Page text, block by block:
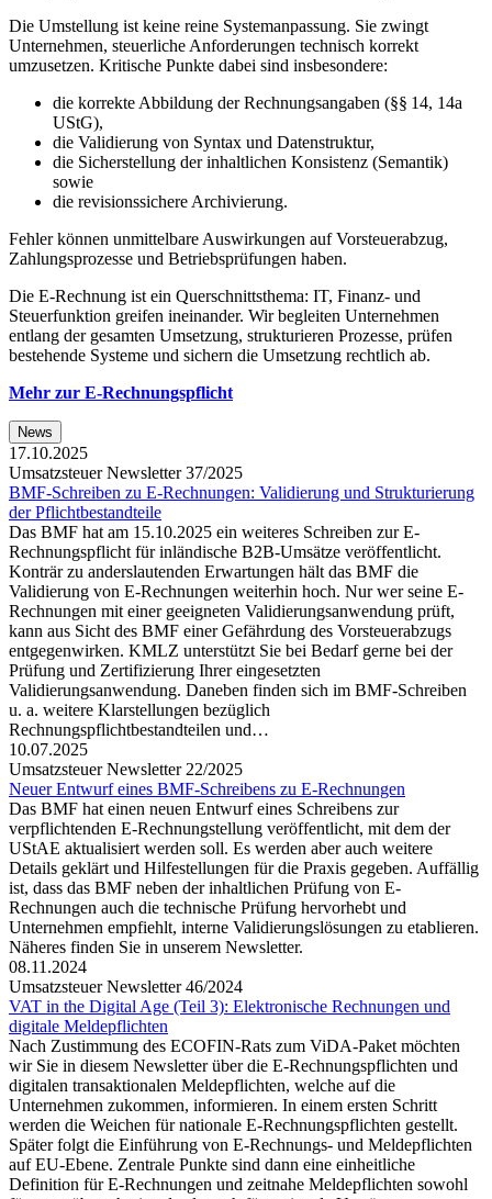
Die Umstellung ist keine reine Systemanpassung. Sie zwingt
Unternehmen, steuerliche Anforderungen technisch korrekt
umzusetzen. Kritische Punkte dabei sind insbesondere:
die korrekte Abbildung der Rechnungsangaben (§§ 14, 14a
UStG),
die Validierung von Syntax und Datenstruktur,
die Sicherstellung der inhaltlichen Konsistenz (Semantik)
sowie
die revisionssichere Archivierung.
Fehler können unmittelbare Auswirkungen auf Vorsteuerabzug,
Zahlungsprozesse und Betriebsprüfungen haben.
Die E-Rechnung ist ein Querschnittsthema: IT, Finanz- und
Steuerfunktion greifen ineinander. Wir begleiten Unternehmen
entlang der gesamten Umsetzung, strukturieren Prozesse, prüfen
bestehende Systeme und sichern die Umsetzung rechtlich ab.
Mehr zur E-Rechnungspflicht
News
17.10.2025
Umsatzsteuer Newsletter 37/2025
BMF-Schreiben zu E-Rechnungen: Validierung und Strukturierung
der Pflichtbestandteile
Das BMF hat am 15.10.2025 ein weiteres Schreiben zur E-
Rechnungspflicht für inländische B2B-Umsätze veröffentlicht.
Konträr zu anderslautenden Erwartungen hält das BMF die
Validierung von E-Rechnungen weiterhin hoch. Nur wer seine E-
Rechnungen mit einer geeigneten Validierungsanwendung prüft,
kann aus Sicht des BMF einer Gefährdung des Vorsteuerabzugs
entgegenwirken. KMLZ unterstützt Sie bei Bedarf gerne bei der
Prüfung und Zertifizierung Ihrer eingesetzten
Validierungsanwendung. Daneben finden sich im BMF-Schreiben
u. a. weitere Klarstellungen bezüglich
Rechnungspflichtbestandteilen und…
10.07.2025
Umsatzsteuer Newsletter 22/2025
Neuer Entwurf eines BMF-Schreibens zu E-Rechnungen
Das BMF hat einen neuen Entwurf eines Schreibens zur
verpflichtenden E-Rechnungstellung veröffentlicht, mit dem der
UStAE aktualisiert werden soll. Es werden aber auch weitere
Details geklärt und Hilfestellungen für die Praxis gegeben. Auffällig
ist, dass das BMF neben der inhaltlichen Prüfung von E-
Rechnungen auch die technische Prüfung hervorhebt und
Unternehmen empfiehlt, interne Validierungslösungen zu etablieren.
Näheres finden Sie in unserem Newsletter.
08.11.2024
Umsatzsteuer Newsletter 46/2024
VAT in the Digital Age (Teil 3): Elektronische Rechnungen und
digitale Meldepflichten
Nach Zustimmung des ECOFIN-Rats zum ViDA-Paket möchten
wir Sie in diesem Newsletter über die E-Rechnungspflichten und
digitalen transaktionalen Meldepflichten, welche auf die
Unternehmen zukommen, informieren. In einem ersten Schritt
werden die Weichen für nationale E-Rechnungspflichten gestellt.
Später folgt die Einführung von E-Rechnungs- und Meldepflichten
auf EU-Ebene. Zentrale Punkte sind dann eine einheitliche
Definition für E-Rechnungen und zeitnahe Meldepflichten sowohl